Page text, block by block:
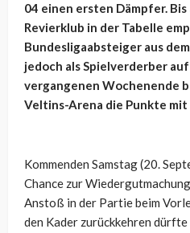
04 einen ersten Dämpfer.
Revierklub in der Tabelle
Bundesligaabsteiger aus
jedoch als Spielverderber auf
vergangenen Wochenende
Veltins-Arena die Punkte mit
Kommenden Samstag (20.
Chance zur
Anstoß in der Partie beim
den Kader zurückkehren